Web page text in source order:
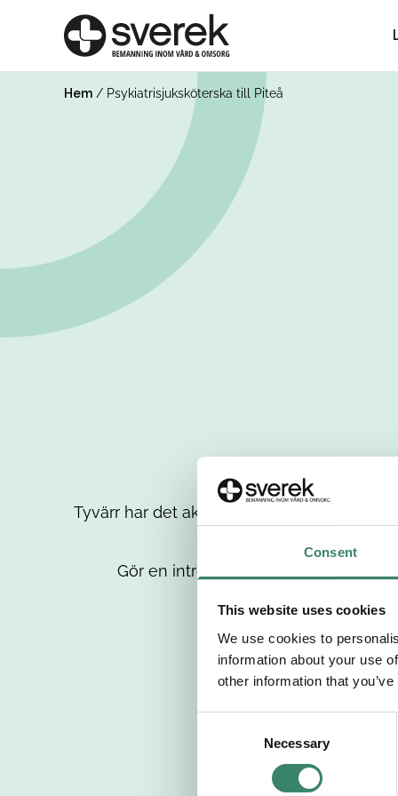
Consent
This website uses cookies
We use cookies to
information about your use
other information that
Necessary
Hem / Psykiatrisjuksköterska till Piteå
Tyvärr har det aktuella jobbet tagits bort
Gör en intresseanmälan så